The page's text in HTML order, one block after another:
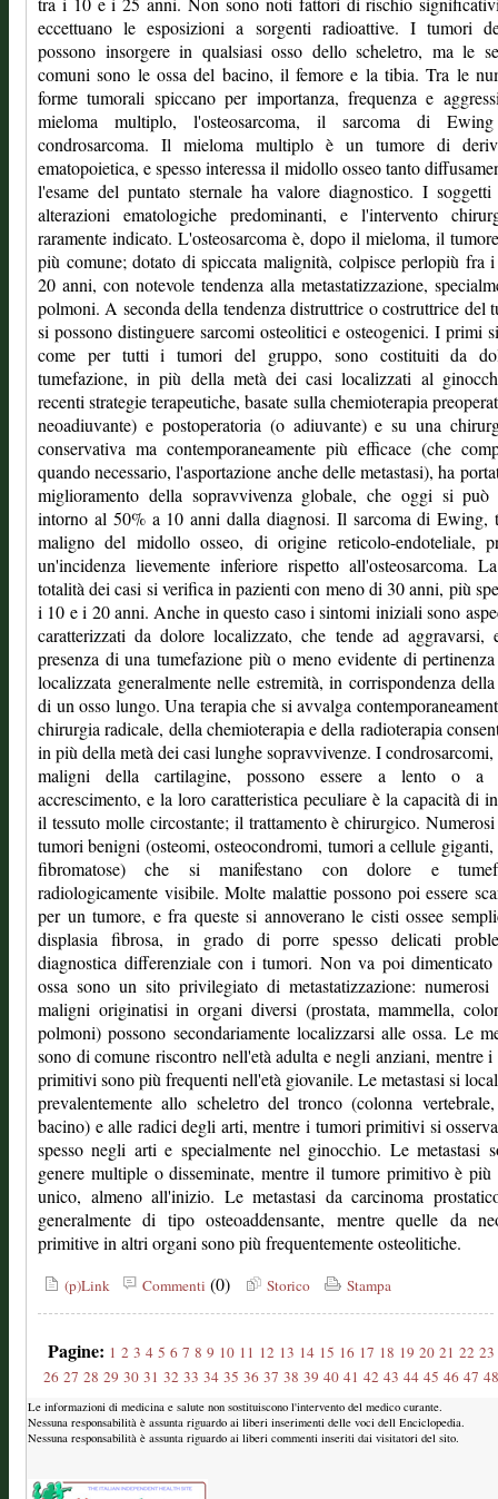
eccettuano le esposizioni a sorgenti radioattive. I tumori
possono insorgere in qualsiasi osso dello scheletro, ma le
comuni sono le ossa del bacino, il femore e la tibia. Tra le
forme tumorali spiccano per importanza, frequenza e
mieloma multiplo, l'osteosarcoma, il sarcoma di
condrosarcoma. Il mieloma multiplo è un tumore di
ematopoietica, e spesso interessa il midollo osseo tanto
l'esame del puntato sternale ha valore diagnostico. I soggetti
alterazioni ematologiche predominanti, e l'intervento
raramente indicato. L'osteosarcoma è, dopo il mieloma, il
più comune; dotato di spiccata malignità, colpisce perlopiù fra
20 anni, con notevole tendenza alla metastatizzazione,
polmoni. A seconda della tendenza distruttrice o costruttrice del
si possono distinguere sarcomi osteolitici e osteogenici. I primi
come per tutti i tumori del gruppo, sono costituiti da
tumefazione, in più della metà dei casi localizzati al
recenti strategie terapeutiche, basate sulla chemioterapia
neoadiuvante) e postoperatoria (o adiuvante) e su una
conservativa ma contemporaneamente più efficace (che
quando necessario, l'asportazione anche delle metastasi), ha
miglioramento della sopravvivenza globale, che oggi si può
intorno al 50% a 10 anni dalla diagnosi. Il sarcoma di Ewing,
maligno del midollo osseo, di origine reticolo-endoteliale,
un'incidenza lievemente inferiore rispetto all'osteosarcoma.
totalità dei casi si verifica in pazienti con meno di 30 anni, più
i 10 e i 20 anni. Anche in questo caso i sintomi iniziali sono
caratterizzati da dolore localizzato, che tende ad aggravarsi,
presenza di una tumefazione più o meno evidente di pertinenza
localizzata generalmente nelle estremità, in corrispondenza
di un osso lungo. Una terapia che si avvalga
chirurgia radicale, della chemioterapia e della radioterapia
in più della metà dei casi lunghe sopravvivenze. I
maligni della cartilagine, possono essere a lento o a
accrescimento, e la loro caratteristica peculiare è la capacità di
il tessuto molle circostante; il trattamento è chirurgico.
tumori benigni (osteomi, osteocondromi, tumori a cellule
fibromatose) che si manifestano con dolore e
radiologicamente visibile. Molte malattie possono poi essere
per un tumore, e fra queste si annoverano le cisti ossee
displasia fibrosa, in grado di porre spesso delicati
diagnostica differenziale con i tumori. Non va poi
ossa sono un sito privilegiato di metastatizzazione: numerosi
maligni originatisi in organi diversi (prostata, mammella,
polmoni) possono secondariamente localizzarsi alle ossa. Le
sono di comune riscontro nell'età adulta e negli anziani, mentre
primitivi sono più frequenti nell'età giovanile. Le metastasi si
prevalentemente allo scheletro del tronco (colonna
bacino) e alle radici degli arti, mentre i tumori primitivi si
spesso negli arti e specialmente nel ginocchio. Le metastasi
genere multiple o disseminate, mentre il tumore primitivo è più
unico, almeno all'inizio. Le metastasi da carcinoma
generalmente di tipo osteoaddensante, mentre quelle da
primitive in altri organi sono più frequentemente osteolitiche.
(p)Link Commenti (0) Storico Stampa
Pagine: 1 2 3 4 5 6 7 8 9 10 11 12 13 14 15 16 17 18 19 20 21 22 23
26 27 28 29 30 31 32 33 34 35 36 37 38 39 40 41 42 43 44 45 46 47 48
Le informazioni di medicina e salute non sostituiscono l'intervento del medico curante.
Nessuna responsabilità è assunta riguardo ai liberi inserimenti delle voci dell Enciclopedia.
Nessuna responsabilità è assunta riguardo ai liberi commenti inseriti dai visitatori del sito.